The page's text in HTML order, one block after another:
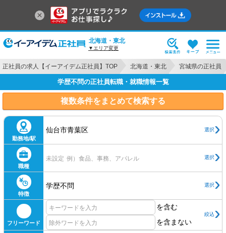
北海道・東北
▼エリア変更
正社員の求人【イーアイデム正社員】TOP 北海道・東北 宮城県の正社員
学歴不問の正社員転職・就職情報一覧
複数条件をまとめて検索する
勤務地/駅
仙台市青葉区 選択
職種
未設定 例）食品、事務、アパレル 選択
特徴
学歴不問 選択
フリーワード
を含む
を含まない
絞込